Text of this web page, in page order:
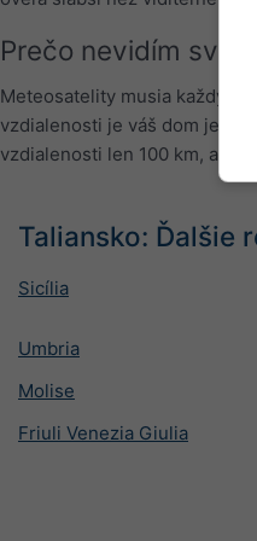
Prečo nevidím svoj
Meteosatelity musia každých
vzdialenosti je váš dom
vzdialenosti len 100 km,
Taliansko: Ďalšie
Sicília
Umbria
Molise
Friuli Venezia Giulia